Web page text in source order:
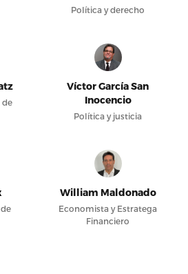
Política y derecho
de
Víctor García San
Inocencio
Política y justicia
William Maldonado
Economista y Estratega
Financiero